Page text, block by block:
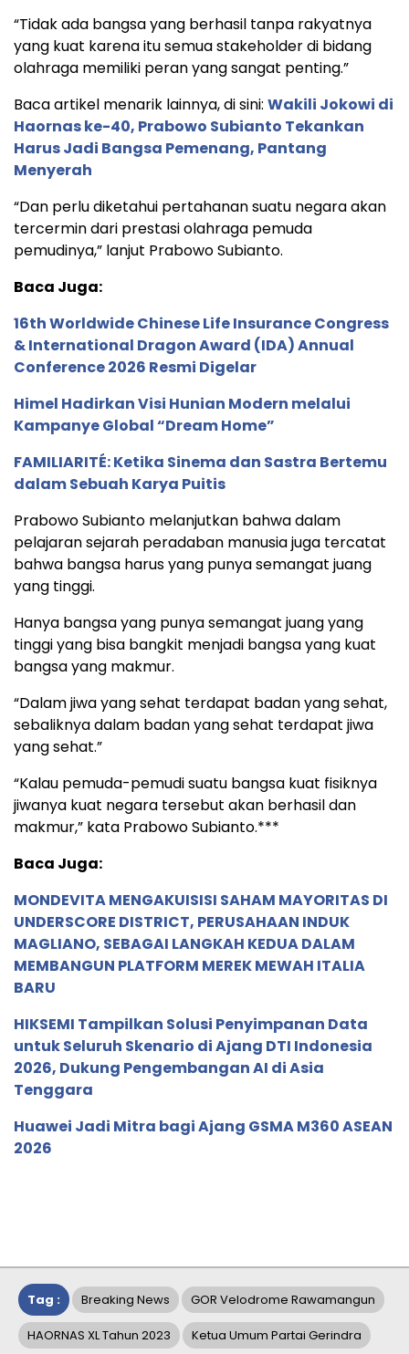
“Tidak ada bangsa yang berhasil tanpa rakyatnya
yang kuat karena itu semua stakeholder di bidang
olahraga memiliki peran yang sangat penting.”
Baca artikel menarik lainnya, di sini: Wakili Jokowi di
Haornas ke-40, Prabowo Subianto Tekankan
Harus Jadi Bangsa Pemenang, Pantang
Menyerah
“Dan perlu diketahui pertahanan suatu negara akan
tercermin dari prestasi olahraga pemuda
pemudinya,” lanjut Prabowo Subianto.
Baca Juga:
16th Worldwide Chinese Life Insurance Congress
& International Dragon Award (IDA) Annual
Conference 2026 Resmi Digelar
Himel Hadirkan Visi Hunian Modern melalui
Kampanye Global “Dream Home”
FAMILIARITÉ: Ketika Sinema dan Sastra Bertemu
dalam Sebuah Karya Puitis
Prabowo Subianto melanjutkan bahwa dalam
pelajaran sejarah peradaban manusia juga tercatat
bahwa bangsa harus yang punya semangat juang
yang tinggi.
Hanya bangsa yang punya semangat juang yang
tinggi yang bisa bangkit menjadi bangsa yang kuat
bangsa yang makmur.
“Dalam jiwa yang sehat terdapat badan yang sehat,
sebaliknya dalam badan yang sehat terdapat jiwa
yang sehat.”
“Kalau pemuda-pemudi suatu bangsa kuat fisiknya
jiwanya kuat negara tersebut akan berhasil dan
makmur,” kata Prabowo Subianto.***
Baca Juga:
MONDEVITA MENGAKUISISI SAHAM MAYORITAS DI
UNDERSCORE DISTRICT, PERUSAHAAN INDUK
MAGLIANO, SEBAGAI LANGKAH KEDUA DALAM
MEMBANGUN PLATFORM MEREK MEWAH ITALIA
BARU
HIKSEMI Tampilkan Solusi Penyimpanan Data
untuk Seluruh Skenario di Ajang DTI Indonesia
2026, Dukung Pengembangan AI di Asia
Tenggara
Huawei Jadi Mitra bagi Ajang GSMA M360 ASEAN
2026
Tag : Breaking News GOR Velodrome Rawamangun
HAORNAS XL Tahun 2023 Ketua Umum Partai Gerindra